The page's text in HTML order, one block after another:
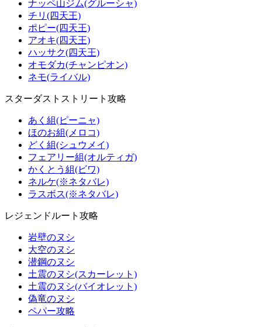
ナッペ山ジム(グルーシャ)
チリ(四天王)
ポピー(四天王)
アオキ(四天王)
ハッサク(四天王)
オモダカ(チャンピオン)
ネモ(ライバル)
スターダストストリート攻略
あく組(ピーニャ)
ほのお組(メロコ)
どく組(シュウメイ)
フェアリー組(オルティガ)
かくとう組(ビワ)
ネルケ(※ネタバレ)
ラスボス(※ネタバレ)
レジェンドルート攻略
岩壁のヌシ
大空のヌシ
潜鋼のヌシ
土震のヌシ(スカーレット)
土震のヌシ(バイオレット)
偽竜のヌシ
ペパー攻略